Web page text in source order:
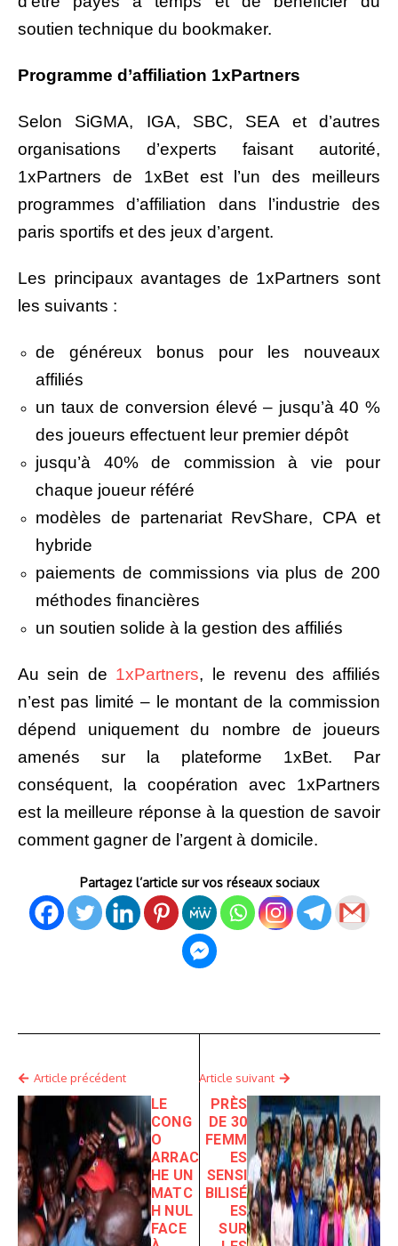
soutien technique du bookmaker.
Programme d’affiliation 1xPartners
Selon SiGMA, IGA, SBC, SEA et d’autres
organisations d’experts faisant autorité,
1xPartners de 1xBet est l’un des meilleurs
programmes d’affiliation dans l’industrie des
paris sportifs et des jeux d’argent.
Les principaux avantages de 1xPartners sont
les suivants :
de généreux bonus pour les nouveaux
affiliés
un taux de conversion élevé – jusqu’à 40 %
des joueurs effectuent leur premier dépôt
jusqu’à 40% de commission à vie pour
chaque joueur référé
modèles de partenariat RevShare, CPA et
hybride
paiements de commissions via plus de 200
méthodes financières
un soutien solide à la gestion des affiliés
Au sein de 1xPartners, le revenu des affiliés
n’est pas limité – le montant de la commission
dépend uniquement du nombre de joueurs
amenés sur la plateforme 1xBet. Par
conséquent, la coopération avec 1xPartners
est la meilleure réponse à la question de savoir
comment gagner de l’argent à domicile.
Partagez l’article sur vos réseaux sociaux
Article précédent
LE
CONG
O
ARRAC
HE UN
MATC
H NUL
FACE
Article suivant
PRÈS
DE 30
FEMM
ES
SENSI
BILISÉ
ES
SUR